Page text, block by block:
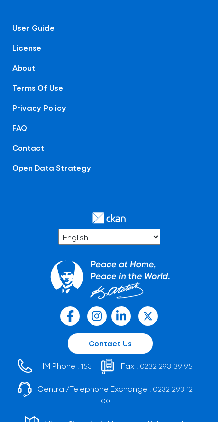
User Guide
License
About
Terms Of Use
Privacy Policy
FAQ
Contact
Open Data Strategy
Contact Us
HIM Phone : 153 Fax : 0232 293 39 95
Central/Telephone Exchange : 0232 293 12
00